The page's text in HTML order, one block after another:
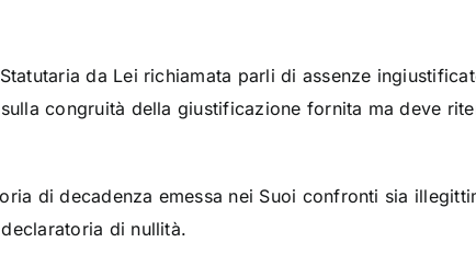
da Lei richiamata parli di assenze
congruità della giustificazione fornita ma deve
di decadenza emessa nei Suoi confronti sia
di nullità.